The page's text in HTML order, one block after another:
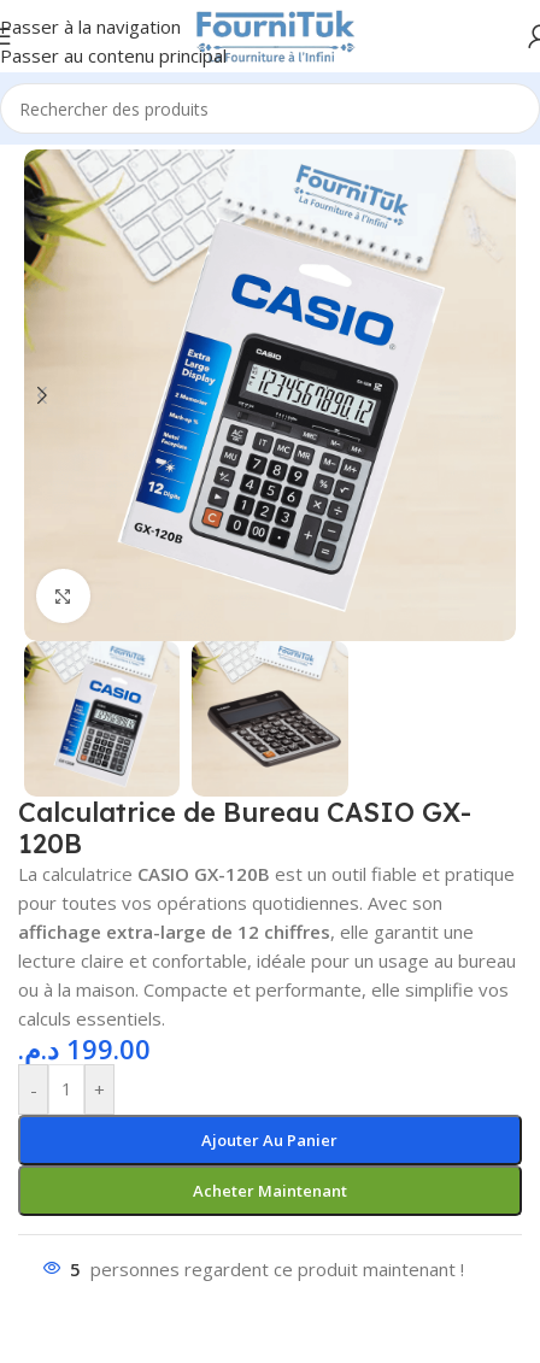
Passer à la navigation
Passer au contenu principal
Accueil/Fourniture de Bureau/Accessoires de Bureau
Cliquez pour agrandir
Calculatrice de Bureau CASIO GX-
120B
La calculatrice CASIO GX-120B est un outil fiable et pratique
pour toutes vos opérations quotidiennes. Avec son
affichage extra-large de 12 chiffres, elle garantit une
lecture claire et confortable, idéale pour un usage au bureau
ou à la maison. Compacte et performante, elle simplifie vos
calculs essentiels.
199.00 د.م.
- +
Ajouter Au Panier
Acheter Maintenant
5 personnes regardent ce produit maintenant !